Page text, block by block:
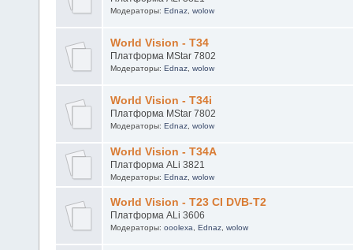
World Vision - T35
Модераторы:Ednaz ,wolow
World Vision - Т34
Модераторы:Ednaz ,wolow
World Vision - T34i
Модераторы:Ednaz ,wolow
World Vision - T34A
Платформа ALi 3821
Модераторы:Ednaz ,wolow
World Vision - T23 CI DVB-T2